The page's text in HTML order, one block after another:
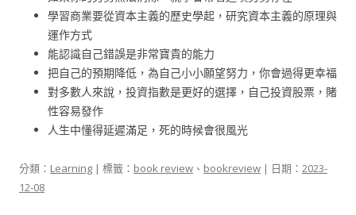
學習商業要從資本主義的歷史學起，研究資本主義的原理與
運作方式
能認識自己錯誤是非常寶貴的能力
把自己的預期降低，為自己小小願望努力，你會過得更幸福
對多數人來說，投資指數是更好的選擇，自己投資股票，賭
性容易發作
人生中懂得延遲滿足，死的時候會很風光
分類： Learning | 標籤： book review 、 bookreview | 日期： 2023-
12-08